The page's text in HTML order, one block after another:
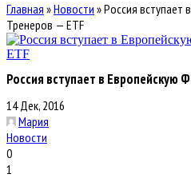
Главная »Новости »Россия
Тренеров — ETF
Россия вступает в Европейскую
14 Дек, 2016
Мария
Новости
0
1